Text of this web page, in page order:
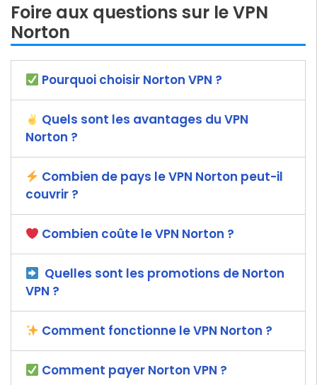
Foire aux questions sur le VPN
Norton
Pourquoi choisir Norton VPN ?
Quels sont les avantages du VPN
Norton ?
Combien de pays le VPN Norton peut-il
couvrir ?
Combien coûte le VPN Norton ?
Quelles sont les promotions de Norton
VPN ?
Comment fonctionne le VPN Norton ?
Comment payer Norton VPN ?